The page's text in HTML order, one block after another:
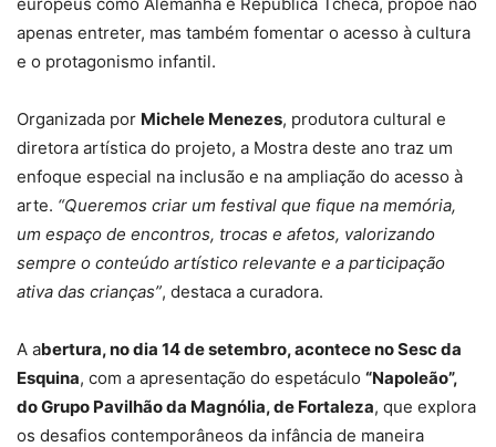
apenas entreter, mas também fomentar o acesso à cultura
e o protagonismo infantil.
Organizada por Michele Menezes, produtora cultural e
diretora artística do projeto, a Mostra deste ano traz um
enfoque especial na inclusão e na ampliação do acesso à
arte. “Queremos criar um festival que fique na memória,
um espaço de encontros, trocas e afetos, valorizando
sempre o conteúdo artístico relevante e a participação
ativa das crianças”, destaca a curadora.
A abertura, no dia 14 de setembro, acontece no Sesc da
Esquina, com a apresentação do espetáculo “Napoleão”,
do Grupo Pavilhão da Magnólia, de Fortaleza, que explora
os desafios contemporâneos da infância de maneira